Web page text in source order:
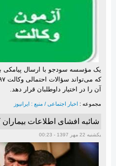
یک مؤسسه سودجو با ارسال
آن را در اختیار داوطلبان قرار دهد.
مجموعه : اخبار اجتماعی / منبع : ایرانیوز
شائبه افشای اطلاعات بیماران
یکشنبه 22 مهر 1397 - 00:23